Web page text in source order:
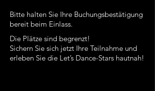
Bitte halten Sie Ihre Buchungsbestätigung
bereit beim Einlass.
Die Plätze sind begrenzt!
Sichern Sie sich jetzt Ihre Teilnahme und
erleben Sie die Let’s Dance-Stars hautnah!